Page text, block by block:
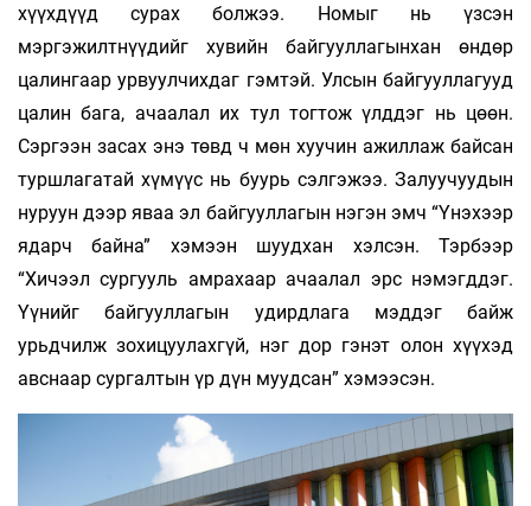
хүүхдүүд сурах болжээ. Номыг нь үзсэн
мэргэжилтнүүдийг хувийн байгууллагынхан өндөр
цалингаар урвуулчихдаг гэмтэй. Улсын байгууллагууд
цалин бага, ачаалал их тул тогтож үлддэг нь цөөн.
Сэргээн засах энэ төвд ч мөн хуучин ажиллаж байсан
туршлагатай хүмүүс нь буурь сэлгэжээ. Залуучуудын
нуруун дээр яваа эл байгууллагын нэгэн эмч “Үнэхээр
ядарч байна” хэмээн шуудхан хэлсэн. Тэрбээр
“Хичээл сургууль амрахаар ачаалал эрс нэмэгддэг.
Үүнийг байгууллагын удирдлага мэддэг байж
урьдчилж зохицуулахгүй, нэг дор гэнэт олон хүүхэд
авснаар сургалтын үр дүн муудсан” хэмээсэн.